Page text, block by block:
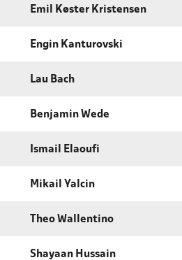
Emil Køster Kristensen
Engin Kanturovski
Lau Bach
Benjamin Wede
Ismail Elaoufi
Mikail Yalcin
Theo Wallentino
Shayaan Hussain